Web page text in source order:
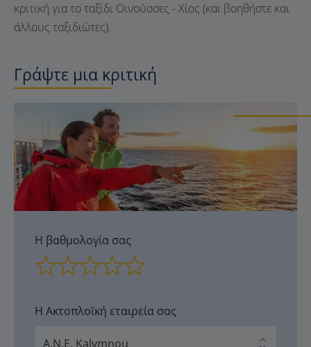
κριτική για το ταξίδι Οινούσσες - Χίος (και βοηθήστε και
άλλους ταξιδιώτες).
Γράψτε μια κριτική
Η βαθμολογία σας
Η Ακτοπλοϊκή εταιρεία σας